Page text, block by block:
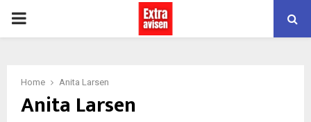
PRIMARY
Home Anita Larsen
Anita Larsen